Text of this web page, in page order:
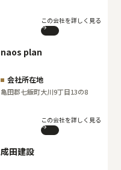
この会社を詳しく見る
naos plan
会社所在地
亀田郡七飯町大川9丁目13の8
この会社を詳しく見る
成田建設